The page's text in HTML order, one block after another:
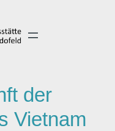
der
Vietnam